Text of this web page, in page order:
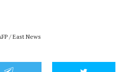
/ East News